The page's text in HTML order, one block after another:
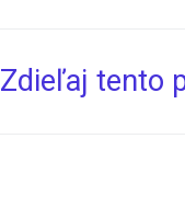
Zdieľaj tento